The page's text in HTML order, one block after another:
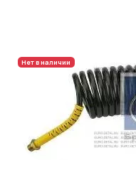
Нет в наличии